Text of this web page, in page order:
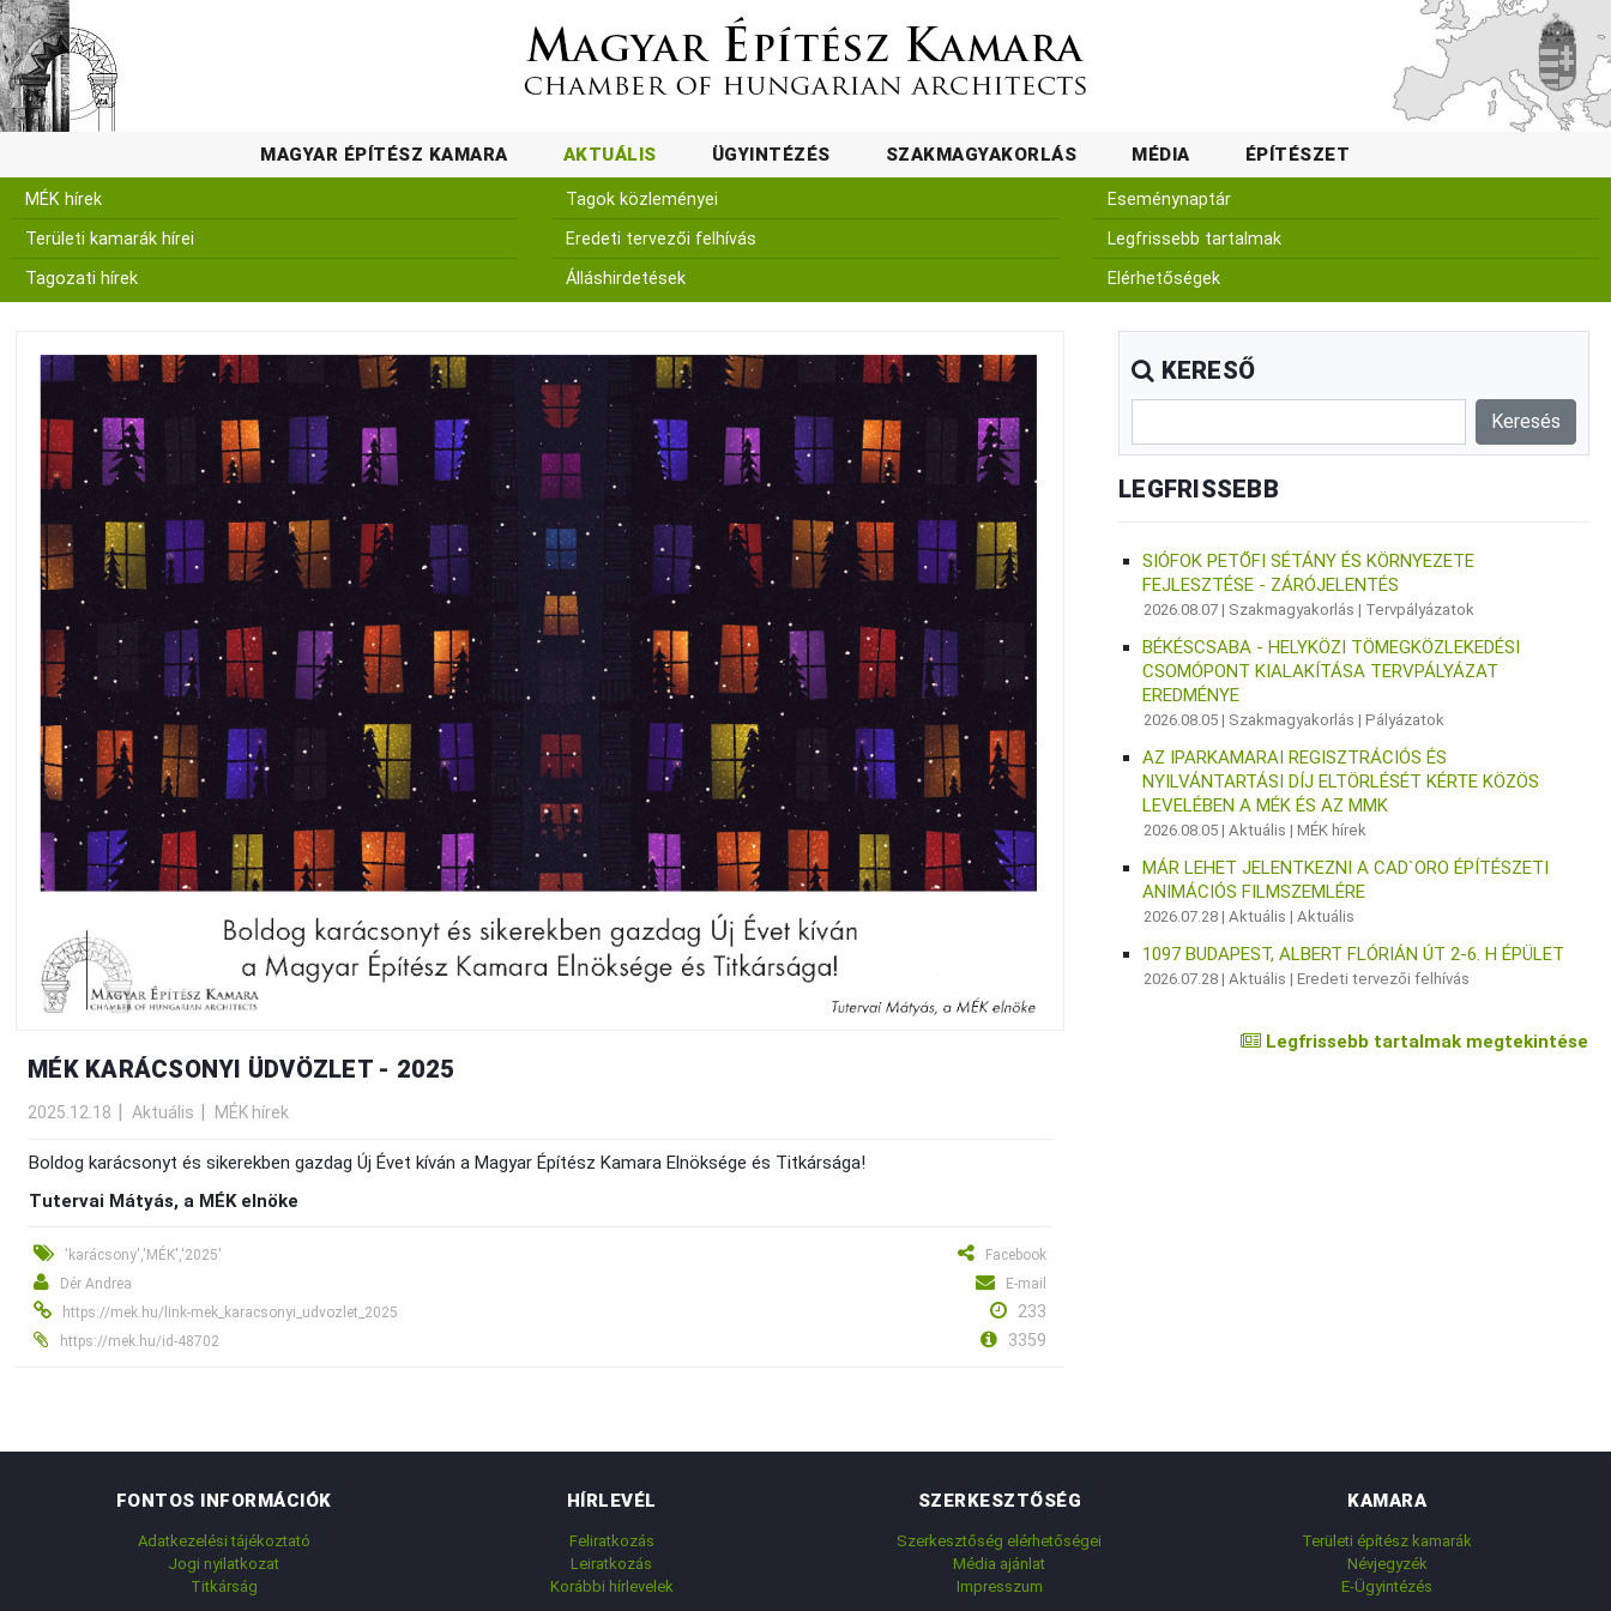
MAGYAR ÉPÍTÉSZ KAMARA AKTUÁLIS ÜGYINTÉZÉS SZAKMAGYAKORLÁS MÉDIA ÉPÍTÉSZET
MÉK hírek
Területi kamarák hírei
Tagozati hírek
Tagok közleményei
Eredeti tervezői felhívás
Álláshirdetések
Eseménynaptár
Legfrissebb tartalmak
Elérhetőségek
MÉK KARÁCSONYI ÜDVÖZLET - 2025
2025.12.18 Aktuális MÉK hírek
Boldog karácsonyt és sikerekben gazdag Új Évet kíván a Magyar Építész Kamara Elnöksége és Titkársága!
Tutervai Mátyás, a MÉK elnöke
'karácsony','MÉK','2025'
Facebook
Dér Andrea
E-mail
https://mek.hu/link-mek_karacsonyi_udvozlet_2025
233
https://mek.hu/id-48702 3359
KERESŐ
LEGFRISSEBB
SIÓFOK PETŐFI SÉTÁNY ÉS KÖRNYEZETE
FEJLESZTÉSE - ZÁRÓJELENTÉS
2026.08.07 | Szakmagyakorlás | Tervpályázatok
BÉKÉSCSABA - HELYKÖZI TÖMEGKÖZLEKEDÉSI
CSOMÓPONT KIALAKÍTÁSA TERVPÁLYÁZAT
EREDMÉNYE
2026.08.05 | Szakmagyakorlás |Pályázatok
AZ IPARKAMARAI REGISZTRÁCIÓS ÉS
NYILVÁNTARTÁSI DÍJ ELTÖRLÉSÉT KÉRTE KÖZÖS
LEVELÉBEN A MÉK ÉS AZ MMK
2026.08.05 |Aktuális |MÉK hírek
MÁR LEHET JELENTKEZNI A CAD`ORO ÉPÍTÉSZETI
ANIMÁCIÓS FILMSZEMLÉRE
2026.07.28 |Aktuális |Aktuális
1097 BUDAPEST, ALBERT FLÓRIÁN ÚT 2-6. H ÉPÜLET
2026.07.28 |Aktuális |Eredeti tervezői felhívás
Legfrissebb tartalmak megtekintése
FONTOS INFORMÁCIÓK
Adatkezelési tájékoztató
Jogi nyilatkozat
Titkárság
HÍRLEVÉL
Feliratkozás
Leiratkozás
Korábbi hírlevelek
SZERKESZTŐSÉG
Szerkesztőség elérhetőségei
Média ajánlat
Impresszum
KAMARA
Területi építész kamarák
Névjegyzék
E-Ügyintézés